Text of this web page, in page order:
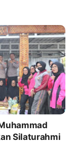
Silaturahmi